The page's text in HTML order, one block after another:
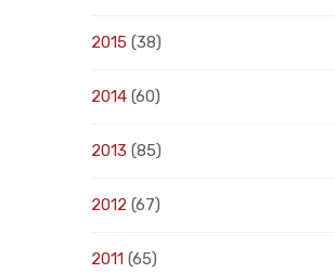
2015 (38)
2014 (60)
2013 (85)
2012 (67)
2011 (65)